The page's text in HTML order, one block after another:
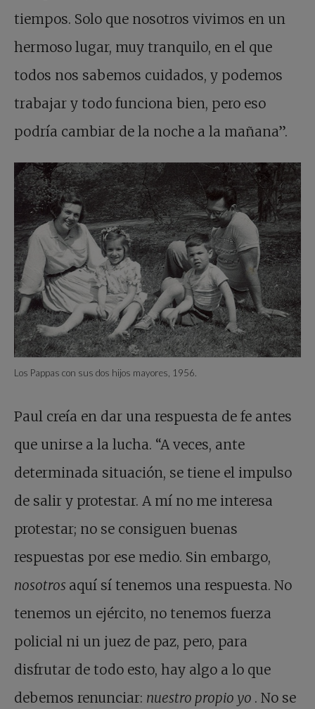
tiempos. Solo que nosotros vivimos en un
hermoso lugar, muy tranquilo, en el que
todos nos sabemos cuidados, y podemos
trabajar y todo funciona bien, pero eso
podría cambiar de la noche a la mañana”.
Los Pappas con sus dos hijos mayores, 1956.
Paul creía en dar una respuesta de fe antes
que unirse a la lucha. “A veces, ante
determinada situación, se tiene el impulso
de salir y protestar. A mí no me interesa
protestar; no se consiguen buenas
respuestas por ese medio. Sin embargo,
nosotros aquí sí tenemos una respuesta. No
tenemos un ejército, no tenemos fuerza
policial ni un juez de paz, pero, para
disfrutar de todo esto, hay algo a lo que
debemos renunciar: nuestro propio yo . No se